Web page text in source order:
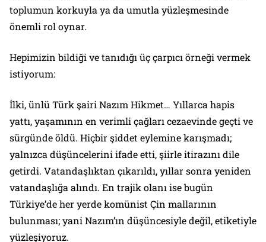
toplumun korkuyla ya da umutla yüzleşmesinde
önemli rol oynar.
Hepimizin bildiği ve tanıdığı üç çarpıcı örneği vermek
istiyorum:
İlki, ünlü Türk şairi Nazım Hikmet… Yıllarca hapis
yattı, yaşamının en verimli çağları cezaevinde geçti ve
sürgünde öldü. Hiçbir şiddet eylemine karışmadı;
yalnızca düşüncelerini ifade etti, şiirle itirazını dile
getirdi. Vatandaşlıktan çıkarıldı, yıllar sonra yeniden
vatandaşlığa alındı. En trajik olanı ise bugün
Türkiye’de her yerde komünist Çin mallarının
bulunması; yani Nazım’ın düşüncesiyle değil, etiketiyle
yüzleşiyoruz.